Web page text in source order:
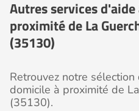
Autres services
proximité de La
(35130)
Retrouvez notre
domicile à proximité de
(35130).